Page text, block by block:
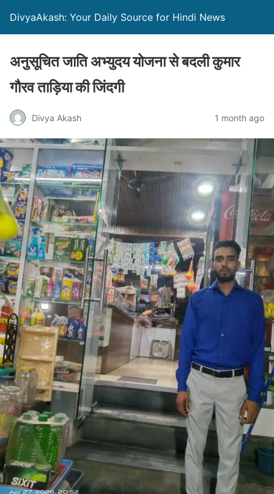
DivyaAkash: Your Daily Source for Hindi News
अनुसूचित जाति अभ्युदय योजना से बदली कुमार
गौरव ताड़िया की जिंदगी
Divya Akash 1 month ago